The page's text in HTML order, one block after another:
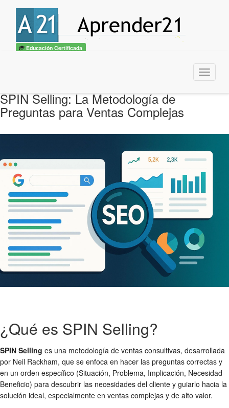
Educación Certificada
Menu
SPIN Selling: La Metodología de
Preguntas para Ventas Complejas
¿Qué es SPIN Selling?
SPIN Selling es una metodología de ventas consultivas, desarrollada
por Neil Rackham, que se enfoca en hacer las preguntas correctas y
en un orden específico (Situación, Problema, Implicación, Necesidad-
Beneficio) para descubrir las necesidades del cliente y guiarlo hacia la
solución ideal, especialmente en ventas complejas y de alto valor.